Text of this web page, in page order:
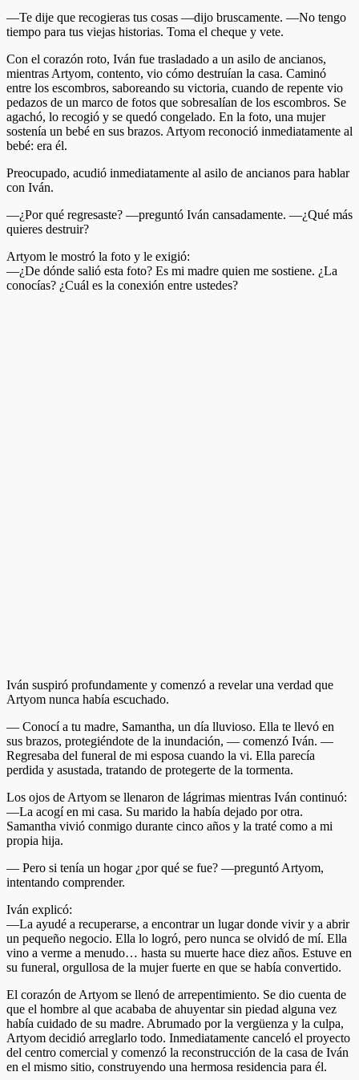
—Te dije que recogieras tus cosas —dijo bruscamente. —No tengo
tiempo para tus viejas historias. Toma el cheque y vete.
Con el corazón roto, Iván fue trasladado a un asilo de ancianos,
mientras Artyom, contento, vio cómo destruían la casa. Caminó
entre los escombros, saboreando su victoria, cuando de repente vio
pedazos de un marco de fotos que sobresalían de los escombros. Se
agachó, lo recogió y se quedó congelado. En la foto, una mujer
sostenía un bebé en sus brazos. Artyom reconoció inmediatamente al
bebé: era él.
Preocupado, acudió inmediatamente al asilo de ancianos para hablar
con Iván.
—¿Por qué regresaste? —preguntó Iván cansadamente. —¿Qué más
quieres destruir?
Artyom le mostró la foto y le exigió:
—¿De dónde salió esta foto? Es mi madre quien me sostiene. ¿La
conocías? ¿Cuál es la conexión entre ustedes?
Iván suspiró profundamente y comenzó a revelar una verdad que
Artyom nunca había escuchado.
— Conocí a tu madre, Samantha, un día lluvioso. Ella te llevó en
sus brazos, protegiéndote de la inundación, — comenzó Iván. —
Regresaba del funeral de mi esposa cuando la vi. Ella parecía
perdida y asustada, tratando de protegerte de la tormenta.
Los ojos de Artyom se llenaron de lágrimas mientras Iván continuó:
—La acogí en mi casa. Su marido la había dejado por otra.
Samantha vivió conmigo durante cinco años y la traté como a mi
propia hija.
— Pero si tenía un hogar ¿por qué se fue? —preguntó Artyom,
intentando comprender.
Iván explicó:
—La ayudé a recuperarse, a encontrar un lugar donde vivir y a abrir
un pequeño negocio. Ella lo logró, pero nunca se olvidó de mí. Ella
vino a verme a menudo… hasta su muerte hace diez años. Estuve en
su funeral, orgullosa de la mujer fuerte en que se había convertido.
El corazón de Artyom se llenó de arrepentimiento. Se dio cuenta de
que el hombre al que acababa de ahuyentar sin piedad alguna vez
había cuidado de su madre. Abrumado por la vergüenza y la culpa,
Artyom decidió arreglarlo todo. Inmediatamente canceló el proyecto
del centro comercial y comenzó la reconstrucción de la casa de Iván
en el mismo sitio, construyendo una hermosa residencia para él.